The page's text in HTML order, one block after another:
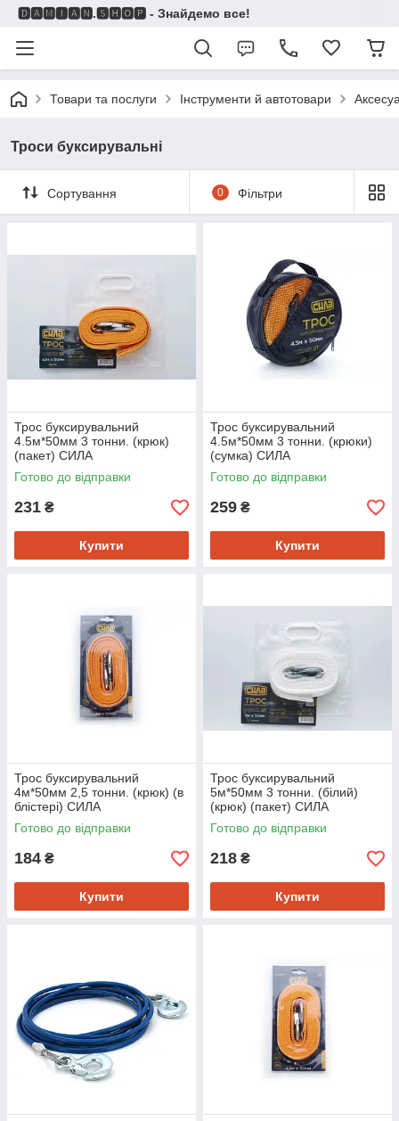
🅳🅰🅼🅸🅰🅽.🆂🅷🅾🅿 - Знайдемо все!
Товари та послуги Інструменти й автотовари
Троси буксирувальні
Сортування 0 Фільтри
Трос буксирувальний
4.5м*50мм 3 тонни. (крюк)
(пакет) СИЛА
Готово до відправки
231 ₴
Купити
Трос буксирувальний
4.5м*50мм 3 тонни. (крюки)
(сумка) СИЛА
Готово до відправки
259 ₴
Купити
Трос буксирувальний
4м*50мм 2,5 тонни. (крюк) (в
блістері) СИЛА
Готово до відправки
184 ₴
Купити
Трос буксирувальний
5м*50мм 3 тонни. (білий)
(крюк) (пакет) СИЛА
Готово до відправки
218 ₴
Купити